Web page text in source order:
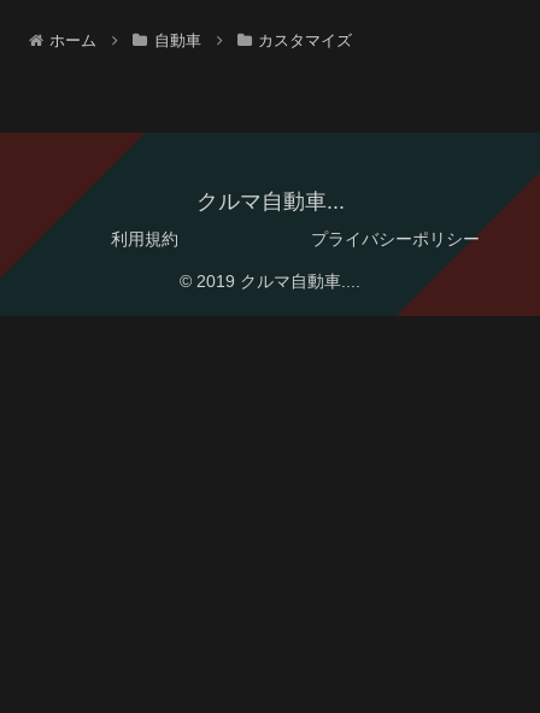
ホーム 自動車 カスタマイズ
クルマ自動車...
利用規約 プライバシーポリシー
© 2019 クルマ自動車....